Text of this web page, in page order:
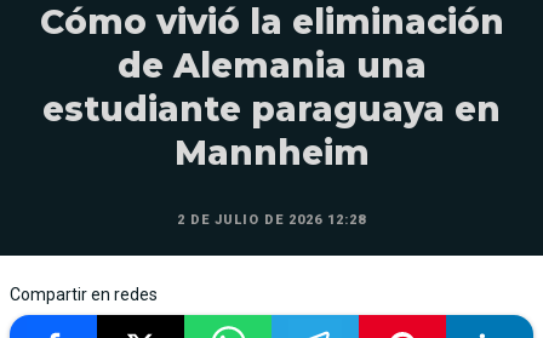
Cómo vivió la eliminación
de Alemania una
estudiante paraguaya en
Mannheim
2 DE JULIO DE 2026 12:28
Compartir en redes